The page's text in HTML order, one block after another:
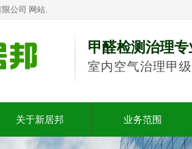
公司 网站.
甲醛检测治理
室内空气治理甲
关于新居邦 业务范围